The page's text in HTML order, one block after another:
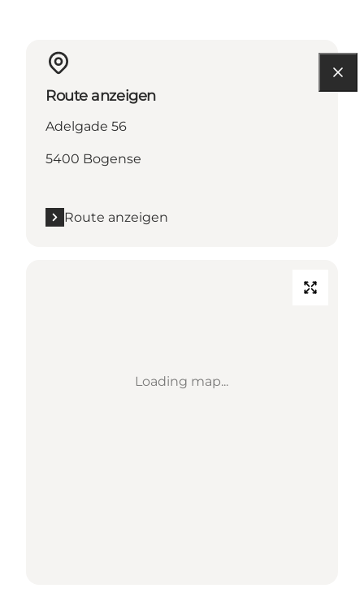
Route anzeigen
Adelgade 56
5400 Bogense
Route anzeigen
Loading map...